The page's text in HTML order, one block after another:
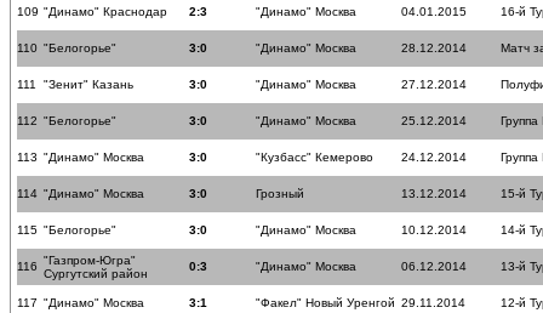
109 "Динамо" Краснодар 2:3 "Динамо" Москва 04.01.2015 16-й
110 "Белогорье" 3:0 "Динамо" Москва 28.12.2014 Матч
111 "Зенит" Казань 3:0 "Динамо" Москва 27.12.2014
112 "Белогорье" 3:0 "Динамо" Москва 25.12.2014 Группа
113 "Динамо" Москва 3:0 "Кузбасс" Кемерово 24.12.2014 Группа
114 "Динамо" Москва 3:0 Грозный 13.12.2014 15-й
115 "Белогорье" 3:0 "Динамо" Москва 10.12.2014 14-й
116 "Газпром-Югра"
Сургутский район
0:3 "Динамо" Москва 06.12.2014 13-й
117 "Динамо" Москва 3:1 "Факел" Новый Уренгой 29.11.2014 12-й